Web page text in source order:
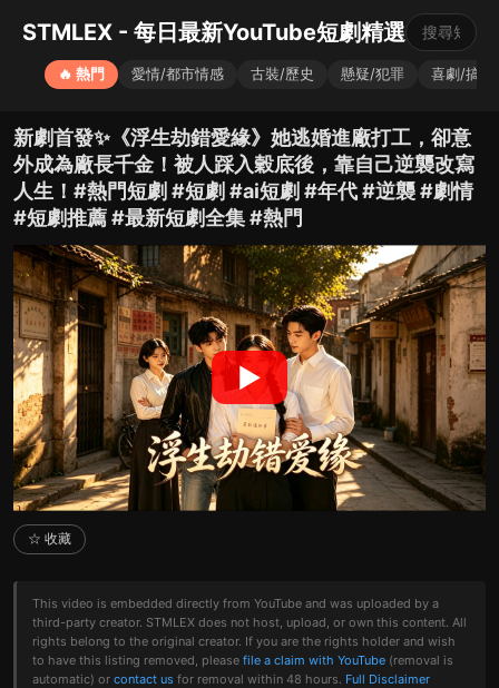
STMLEX - 每日最新YouTube短劇精選
🔥 熱門 愛情/都市情感 古裝/歷史 懸疑/犯罪 喜劇/搞笑
新劇首發✨《浮生劫錯愛緣》她逃婚進廠打工，卻意
外成為廠長千金！被人踩入穀底後，靠自己逆襲改寫
人生！#熱門短劇 #短劇 #ai短劇 #年代 #逆襲 #劇情
#短劇推薦 #最新短劇全集 #熱門
▶
☆ 收藏
This video is embedded directly from YouTube and was uploaded by a
third-party creator. STMLEX does not host, upload, or own this content. All
rights belong to the original creator. If you are the rights holder and wish
to have this listing removed, please file a claim with YouTube (removal is
automatic) or contact us for removal within 48 hours. Full Disclaimer